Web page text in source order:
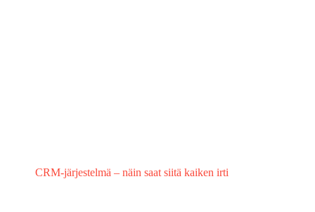
CRM-järjestelmä – näin saat siitä kaiken irti